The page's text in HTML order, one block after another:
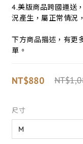
4.美版商品跨國運送
況產生，屬正常情況
下方商品描述，有更
單。
NT$880
尺寸